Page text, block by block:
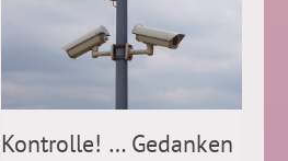
Kontrolle! … Gedanken